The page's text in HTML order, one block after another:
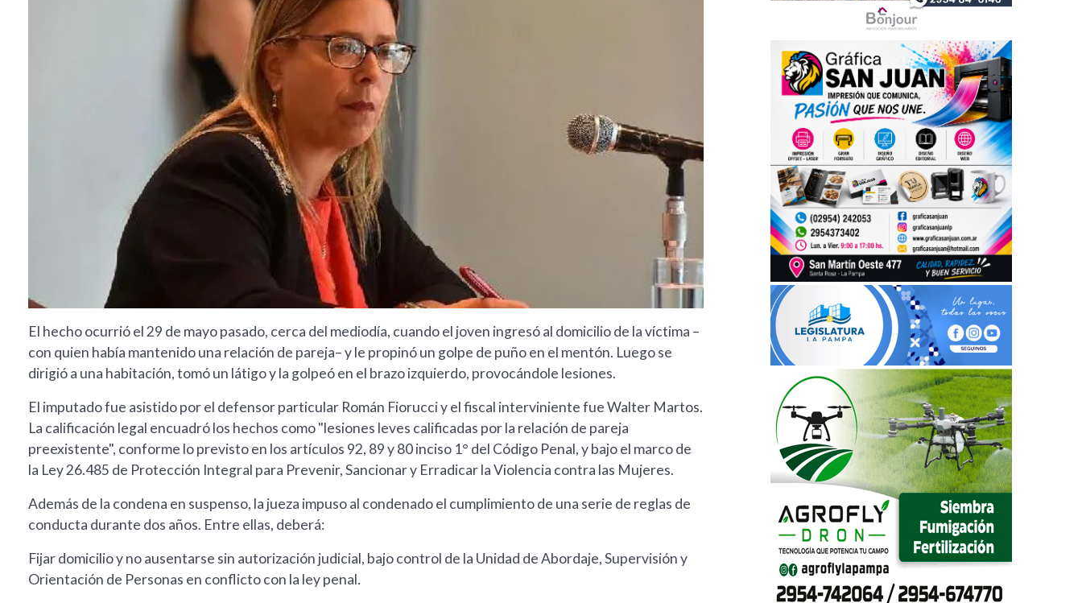
El hecho ocurrió el 29 de mayo pasado, cerca del mediodía, cuando el joven ingresó al domicilio de la víctima –
con quien había mantenido una relación de pareja– y le propinó un golpe de puño en el mentón. Luego se
dirigió a una habitación, tomó un látigo y la golpeó en el brazo izquierdo, provocándole lesiones.
El imputado fue asistido por el defensor particular Román Fiorucci y el fiscal interviniente fue Walter Martos.
La calificación legal encuadró los hechos como "lesiones leves calificadas por la relación de pareja
preexistente", conforme lo previsto en los artículos 92, 89 y 80 inciso 1° del Código Penal, y bajo el marco de
la Ley 26.485 de Protección Integral para Prevenir, Sancionar y Erradicar la Violencia contra las Mujeres.
Además de la condena en suspenso, la jueza impuso al condenado el cumplimiento de una serie de reglas de
conducta durante dos años. Entre ellas, deberá:
Fijar domicilio y no ausentarse sin autorización judicial, bajo control de la Unidad de Abordaje, Supervisión y
Orientación de Personas en conflicto con la ley penal.